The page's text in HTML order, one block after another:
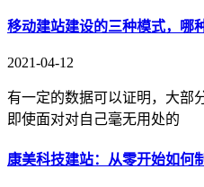
移动建站建设的三种模式，哪
2021-04-12
有一定的数据可以证明，大部
即使面对对自己毫无用处的
康美科技建站：从零开始如何